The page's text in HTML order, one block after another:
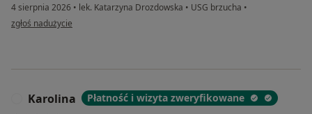
4 sierpnia 2026 • lek. Katarzyna Drozdowska • USG brzucha •
w opinii użytkownika Ewa
zgłoś nadużycie
Karolina Płatność i wizyta zweryfikowane